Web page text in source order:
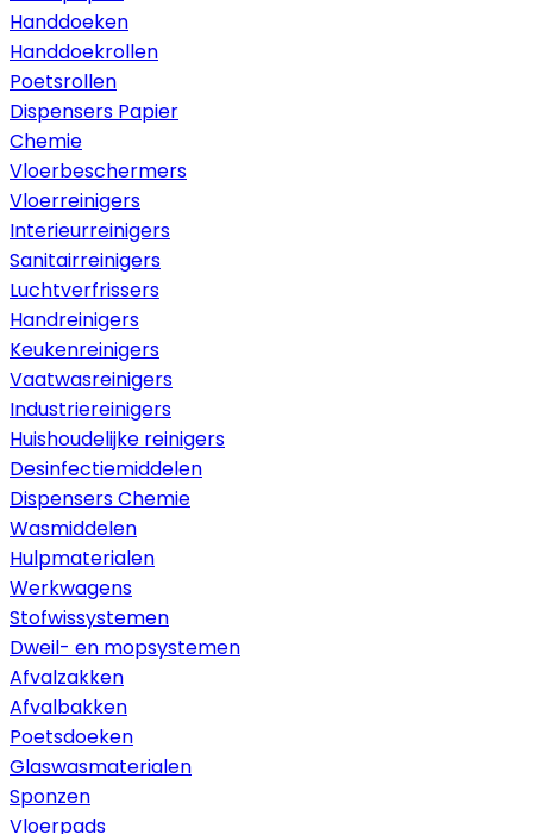
Handdoeken
Handdoekrollen
Poetsrollen
Dispensers Papier
Chemie
Vloerbeschermers
Vloerreinigers
Interieurreinigers
Sanitairreinigers
Luchtverfrissers
Handreinigers
Keukenreinigers
Vaatwasreinigers
Industriereinigers
Huishoudelijke reinigers
Desinfectiemiddelen
Dispensers Chemie
Wasmiddelen
Hulpmaterialen
Werkwagens
Stofwissystemen
Dweil- en mopsystemen
Afvalzakken
Afvalbakken
Poetsdoeken
Glaswasmaterialen
Sponzen
Vloerpads